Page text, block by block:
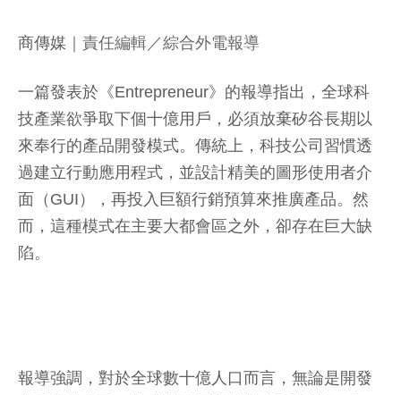
商傳媒 ｜責任編輯／綜合外電報導
一篇發表於《Entrepreneur》的報導指出，全球科
技產業欲爭取下個十億用戶，必須放棄矽谷長期以
來奉行的產品開發模式。傳統上，科技公司習慣透
過建立行動應用程式，並設計精美的圖形使用者介
面（GUI），再投入巨額行銷預算來推廣產品。然
而，這種模式在主要大都會區之外，卻存在巨大缺
陷。
報導強調，對於全球數十億人口而言，無論是開發